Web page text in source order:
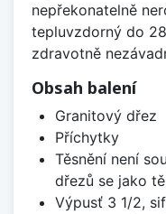
nepřekonatelně
tepluvzdorný do
zdravotně
Obsah balení
Granitový dřez
Příchytky
Těsnění není
dřezů se jako
Výpusť 3 1/2,